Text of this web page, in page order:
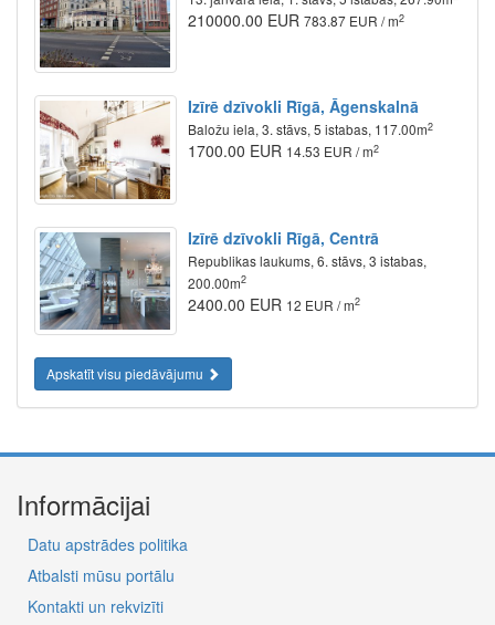
210000.00 EUR 783.87 EUR / m2
Izīrē dzīvokli Rīgā, Āgenskalnā
Baložu iela, 3. stāvs, 5 istabas, 117.00m2
1700.00 EUR 14.53 EUR / m2
Izīrē dzīvokli Rīgā, Centrā
Republikas laukums, 6. stāvs, 3 istabas,
200.00m2
2400.00 EUR 12 EUR / m2
Apskatīt visu piedāvājumu
Informācijai
Datu apstrādes politika
Atbalsti mūsu portālu
Kontakti un rekvizīti